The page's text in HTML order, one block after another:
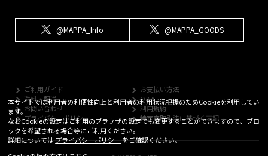
@MAPPA_Info @MAPPA_GOODS
ご利用ガイド
お支払い方法
送料・配送
Q&A
お問い合わせ
利用規約
プライバシーポリシー
特定商取引法に基づく表記
本サイトでは利用者の利便性向上と利用者の利用状況把握のためCookieを利用してい
ます。
なおCookieの設定はご利用のブラウザの設定でも変更することができますので、ブロ
ックを希望される場合等にご利用ください。
詳細についてはプライバシーポリシーをご確認ください。